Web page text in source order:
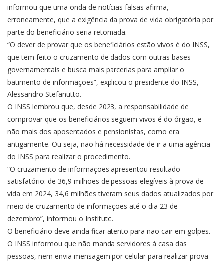
informou que uma onda de notícias falsas afirma,
erroneamente, que a exigência da prova de vida obrigatória por
parte do beneficiário seria retomada.
“O dever de provar que os beneficiários estão vivos é do INSS,
que tem feito o cruzamento de dados com outras bases
governamentais e busca mais parcerias para ampliar o
batimento de informações”, explicou o presidente do INSS,
Alessandro Stefanutto.
O INSS lembrou que, desde 2023, a responsabilidade de
comprovar que os beneficiários seguem vivos é do órgão, e
não mais dos aposentados e pensionistas, como era
antigamente. Ou seja, não há necessidade de ir a uma agência
do INSS para realizar o procedimento.
“O cruzamento de informações apresentou resultado
satisfatório: de 36,9 milhões de pessoas elegíveis à prova de
vida em 2024, 34,6 milhões tiveram seus dados atualizados por
meio de cruzamento de informações até o dia 23 de
dezembro”, informou o Instituto.
O beneficiário deve ainda ficar atento para não cair em golpes.
O INSS informou que não manda servidores à casa das
pessoas, nem envia mensagem por celular para realizar prova